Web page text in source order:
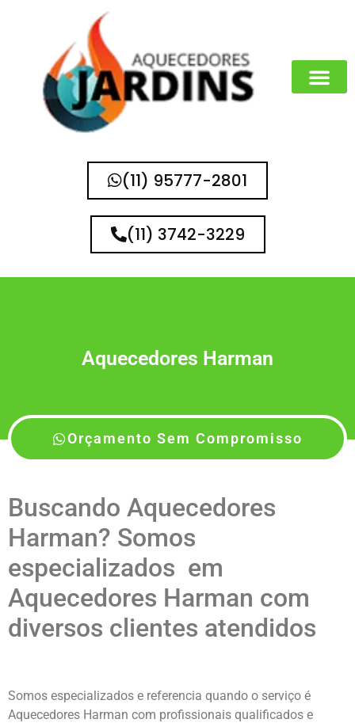
(11) 95777-2801
(11) 3742-3229
Aquecedores Harman
Orçamento Sem Compromisso
Buscando Aquecedores
Harman? Somos
especializados em
Aquecedores Harman com
diversos clientes atendidos
Somos especializados e referencia quando o serviço é
Aquecedores Harman com profissionais qualificados e